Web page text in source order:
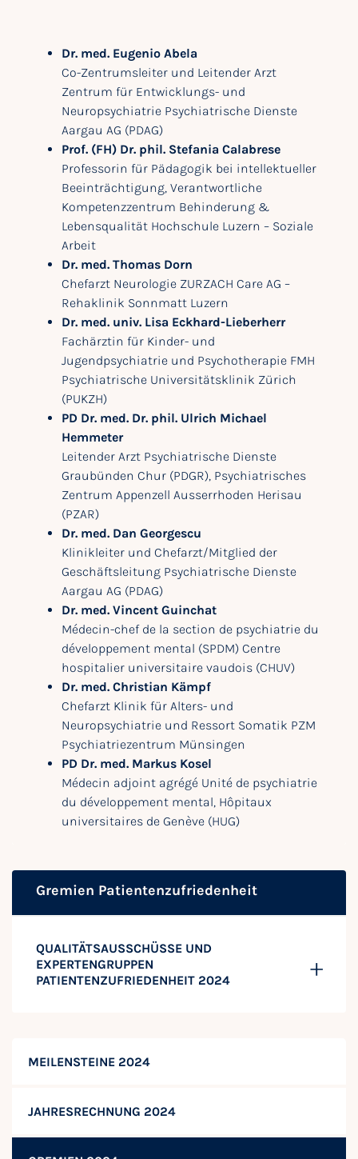
MEILENSTEINE 2024
JAHRESRECHNUNG 2024
Dr. med. Eugenio Abela
Co-Zentrumsleiter und Leitender Arzt
Zentrum für Entwicklungs- und
Neuropsychiatrie Psychiatrische Dienste
Aargau AG (PDAG)
Prof. (FH) Dr. phil. Stefania Calabrese
Professorin für Pädagogik bei intellektueller
Beeinträchtigung, Verantwortliche
Kompetenzzentrum Behinderung &
Lebensqualität Hochschule Luzern – Soziale
Arbeit
Dr. med. Thomas Dorn
Chefarzt Neurologie ZURZACH Care AG –
Rehaklinik Sonnmatt Luzern
Dr. med. univ. Lisa Eckhard-Lieberherr
Fachärztin für Kinder- und
Jugendpsychiatrie und Psychotherapie FMH
Psychiatrische Universitätsklinik Zürich
(PUKZH)
PD Dr. med. Dr. phil. Ulrich Michael
Hemmeter
Leitender Arzt Psychiatrische Dienste
Graubünden Chur (PDGR), Psychiatrisches
Zentrum Appenzell Ausserrhoden Herisau
(PZAR)
Dr. med. Dan Georgescu
Klinikleiter und Chefarzt/Mitglied der
Geschäftsleitung Psychiatrische Dienste
Aargau AG (PDAG)
Dr. med. Vincent Guinchat
Médecin-chef de la section de psychiatrie du
développement mental (SPDM) Centre
hospitalier universitaire vaudois (CHUV)
Dr. med. Christian Kämpf
Chefarzt Klinik für Alters- und
Neuropsychiatrie und Ressort Somatik PZM
Psychiatriezentrum Münsingen
PD Dr. med. Markus Kosel
Médecin adjoint agrégé Unité de psychiatrie
du développement mental, Hôpitaux
universitaires de Genève (HUG)
Gremien Patientenzufriedenheit
QUALITÄTSAUSSCHÜSSE UND
EXPERTENGRUPPEN
PATIENTENZUFRIEDENHEIT 2024